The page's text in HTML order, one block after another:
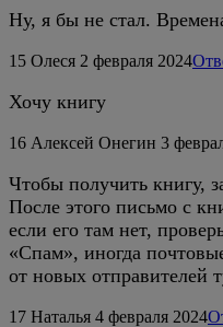
Ну, я бы не стал.
15 Олеся 2 февраля 2024
Хочу книгу
16 Алексей Онегин 3
Чтобы получить книгу,
После этого письмо с
если его там нет,
«Спам», иногда
от новых отправителей
17 Наталья 4 февраля 2024